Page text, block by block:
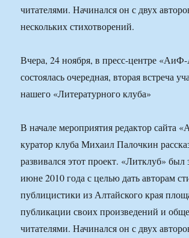
читателями. Начинался он с двух
нескольких стихотворений.
Вчера, 24 ноября, в пресс-центре
состоялась очередная, вторая встреча
нашего «Литературного клуба»
В начале мероприятия редактор сайта
куратор клуба Михаил Палочкин
развивался этот проект. «Литклуб» был
июне 2010 года с целью дать авторам
публицистики из Алтайского края
публикации своих произведений и
читателями. Начинался он с двух